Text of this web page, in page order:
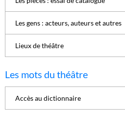
Les gens : acteurs, auteurs et autres
Lieux de théâtre
Les mots du théâtre
Accès au dictionnaire